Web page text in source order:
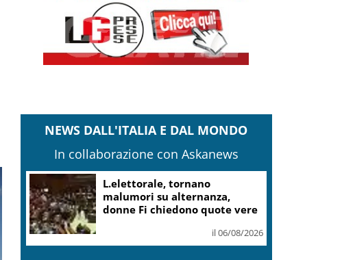
NEWS DALL'ITALIA E DAL MONDO
In collaborazione con Askanews
Mattarella: le canzoni di
Guccini parlano di giustizia e
uguaglianza
il 06/08/2026